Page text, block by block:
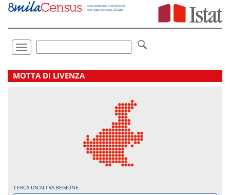
Vai
direttamente
Toggle
navigation
.
MOTTA DI LIVENZA
CERCA UN'ALTRA REGIONE